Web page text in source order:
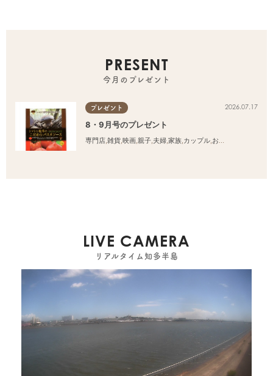
PRESENT
今月のプレゼント
プレゼント 2026.07.17
8・9月号のプレゼント
専門店,雑貨,映画,親子,夫婦,家族,カップル,おひとりさま
LIVE CAMERA
リアルタイム知多半島